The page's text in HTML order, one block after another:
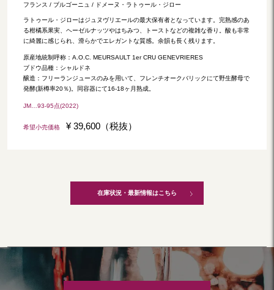
フランス / ブルゴーニュ / ドメーヌ・ラトゥール・ジロー
ラトゥール・ジローはジュヌヴリエールの最大保有者となっています。完熟感のあ
る柑橘系果実、ヘーゼルナッツやはちみつ、トーストなどの複雑な香り。酸も非常
に綺麗に感じられ、滑らかでエレガントな質感。余韻も長く残ります。
原産地統制呼称：A.O.C. MEURSAULT 1er CRU GENEVRIERES
ブドウ品種：シャルドネ
醸造：フリーランジュースのみを用いて、フレンチオークバリックにて野生酵母で
発酵(新樽率20％)。同容器にて16-18ヶ月熟成。
JM…93-95点(2022)
希望小売価格 ¥ 39,600（税抜）
在庫状況・最新情報はこちら